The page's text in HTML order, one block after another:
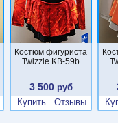
Костюм фигуриста
Twizzle KB-59b
3 500руб
Купить
Отзывы